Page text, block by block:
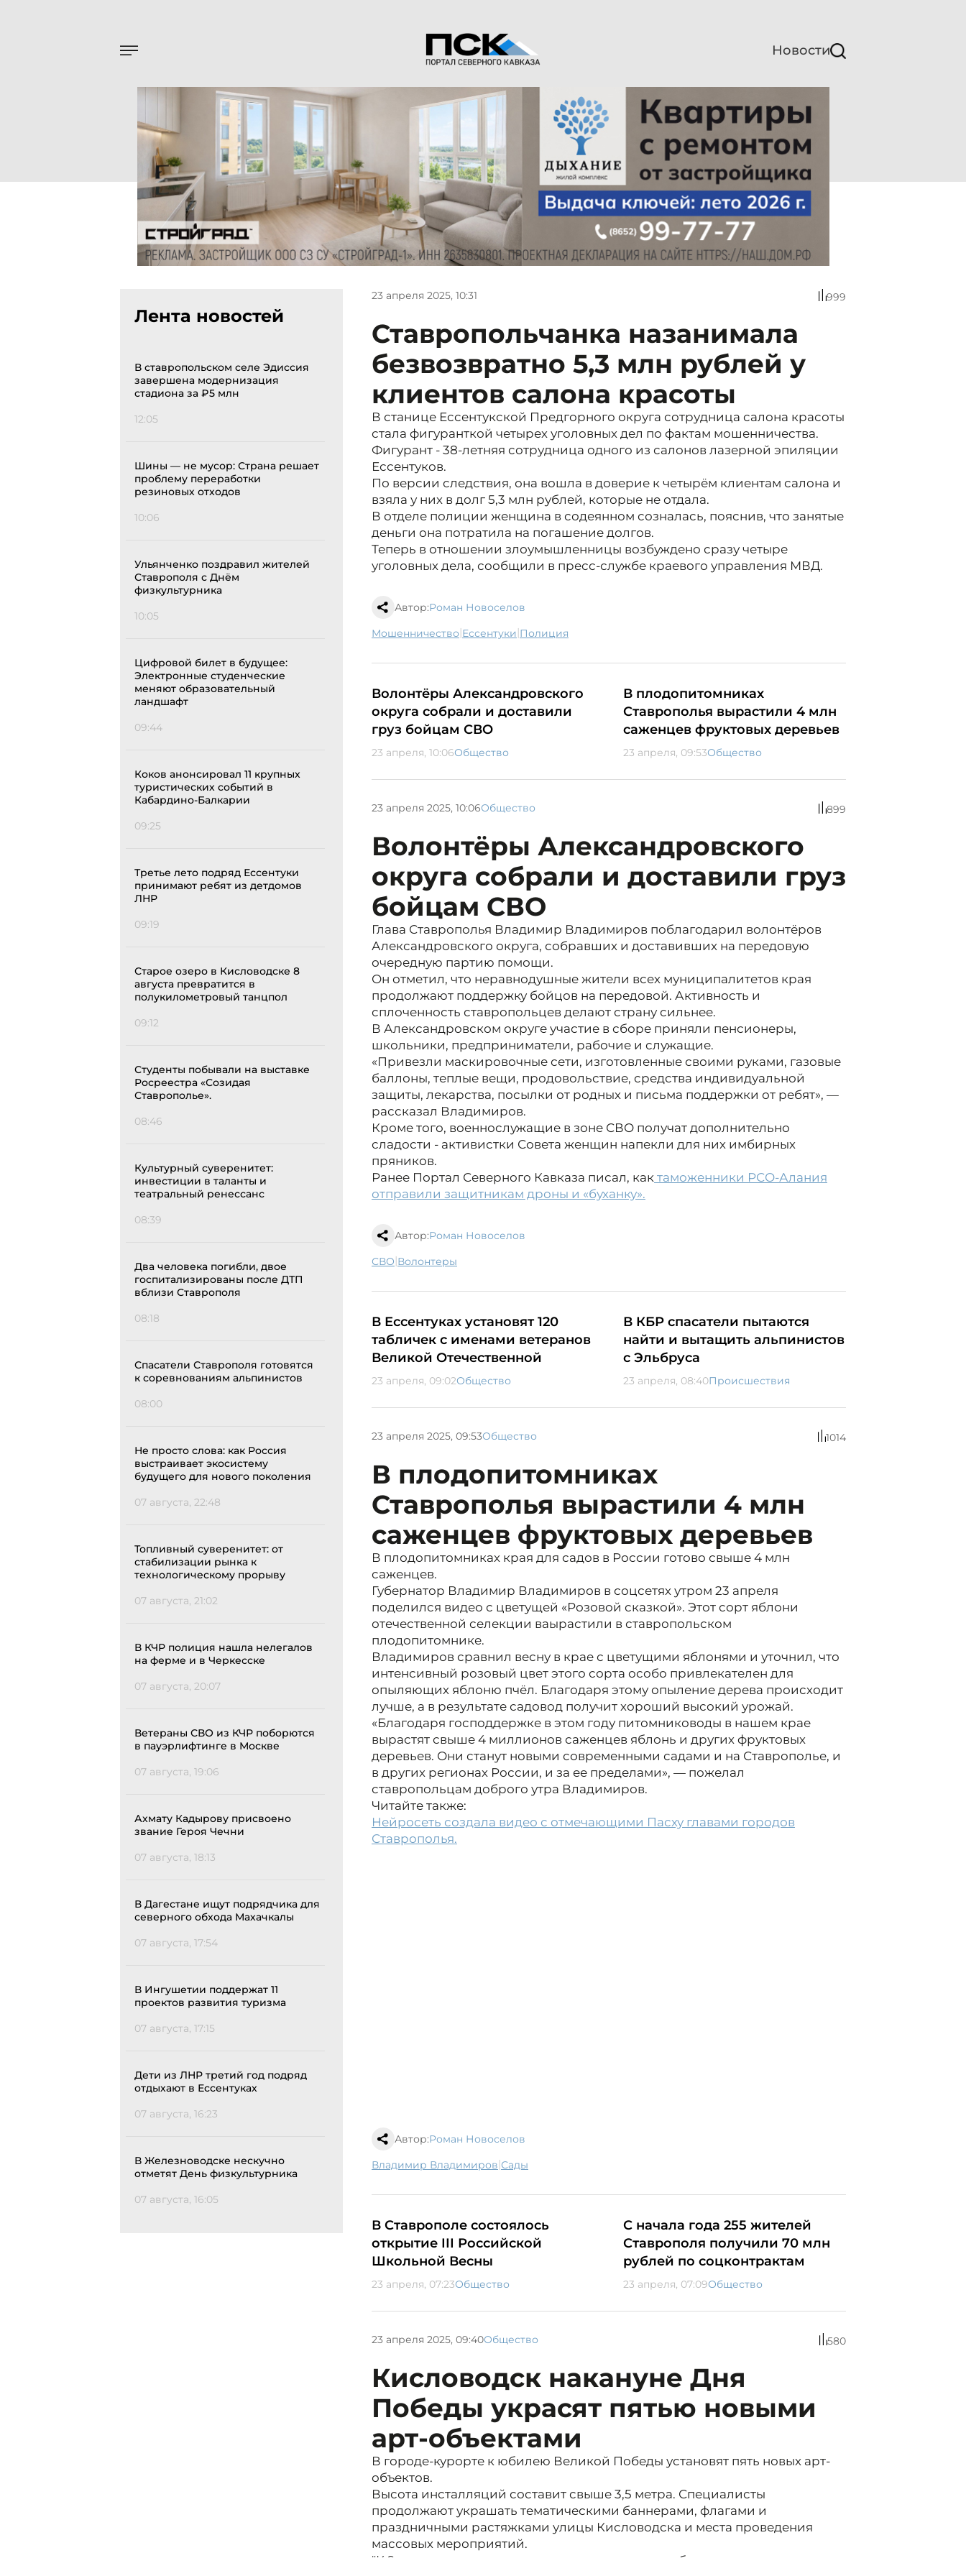
Новости
Лента новостей
В ставропольском селе Эдиссия
завершена модернизация
стадиона за ₽5 млн
12:05
Шины — не мусор: Страна решает
проблему переработки
резиновых отходов
10:06
Ульянченко поздравил жителей
Ставрополя с Днём
физкультурника
10:05
Цифровой билет в будущее:
Электронные студенческие
меняют образовательный
ландшафт
09:44
Коков анонсировал 11 крупных
туристических событий в
Кабардино-Балкарии
09:25
Третье лето подряд Ессентуки
принимают ребят из детдомов
ЛНР
09:19
Старое озеро в Кисловодске 8
августа превратится в
полукилометровый танцпол
09:12
Студенты побывали на выставке
Росреестра «Созидая
Ставрополье».
08:46
Культурный суверенитет:
инвестиции в таланты и
театральный ренессанс
08:39
Два человека погибли, двое
госпитализированы после ДТП
вблизи Ставрополя
08:18
Спасатели Ставрополя готовятся
к соревнованиям альпинистов
08:00
Не просто слова: как Россия
выстраивает экосистему
будущего для нового поколения
07 августа, 22:48
Топливный суверенитет: от
стабилизации рынка к
технологическому прорыву
07 августа, 21:02
В КЧР полиция нашла нелегалов
на ферме и в Черкесске
07 августа, 20:07
Ветераны СВО из КЧР поборются
в пауэрлифтинге в Москве
07 августа, 19:06
Ахмату Кадырову присвоено
звание Героя Чечни
07 августа, 18:13
В Дагестане ищут подрядчика для
северного обхода Махачкалы
07 августа, 17:54
В Ингушетии поддержат 11
проектов развития туризма
07 августа, 17:15
Дети из ЛНР третий год подряд
отдыхают в Ессентуках
07 августа, 16:23
В Железноводске нескучно
отметят День физкультурника
07 августа, 16:05
23 апреля 2025, 10:31 999
Ставропольчанка назанимала
безвозвратно 5,3 млн рублей у
клиентов салона красоты
В станице Ессентукской Предгорного округа сотрудница салона красоты
стала фигуранткой четырех уголовных дел по фактам мошенничества.
Фигурант - 38-летняя сотрудница одного из салонов лазерной эпиляции
Ессентуков.
По версии следствия, она вошла в доверие к четырём клиентам салона и
взяла у них в долг 5,3 млн рублей, которые не отдала.
В отделе полиции женщина в содеянном созналась, пояснив, что занятые
деньги она потратила на погашение долгов.
Теперь в отношении злоумышленницы возбуждено сразу четыре
уголовных дела, сообщили в пресс-службе краевого управления МВД.
Автор:Роман Новоселов
мошенничество| Ессентуки| полиция
Волонтёры Александровского
округа собрали и доставили
груз бойцам СВО
23 апреля, 10:06Общество
В плодопитомниках
Ставрополья вырастили 4 млн
саженцев фруктовых деревьев
23 апреля, 09:53Общество
23 апреля 2025, 10:06Общество 899
Волонтёры Александровского
округа собрали и доставили груз
бойцам СВО
Глава Ставрополья Владимир Владимиров поблагодарил волонтёров
Александровского округа, собравших и доставивших на передовую
очередную партию помощи.
Он отметил, что неравнодушные жители всех муниципалитетов края
продолжают поддержку бойцов на передовой. Активность и
сплоченность ставропольцев делают страну сильнее.
В Александровском округе участие в сборе приняли пенсионеры,
школьники, предприниматели, рабочие и служащие.
«Привезли маскировочные сети, изготовленные своими руками, газовые
баллоны, теплые вещи, продовольствие, средства индивидуальной
защиты, лекарства, посылки от родных и письма поддержки от ребят», —
рассказал Владимиров.
Кроме того, военнослужащие в зоне СВО получат дополнительно
сладости - активистки Совета женщин напекли для них имбирных
пряников.
Ранее Портал Северного Кавказа писал, как таможенники РСО-Алания
отправили защитникам дроны и «буханку».
Автор:Роман Новоселов
СВО| волонтеры
В Ессентуках установят 120
табличек с именами ветеранов
Великой Отечественной
23 апреля, 09:02Общество
В КБР спасатели пытаются
найти и вытащить альпинистов
с Эльбруса
23 апреля, 08:40Происшествия
23 апреля 2025, 09:53Общество 1014
В плодопитомниках
Ставрополья вырастили 4 млн
саженцев фруктовых деревьев
В плодопитомниках края для садов в России готово свыше 4 млн
саженцев.
Губернатор Владимир Владимиров в соцсетях утром 23 апреля
поделился видео с цветущей «Розовой сказкой». Этот сорт яблони
отечественной селекции ваырастили в ставропольском
плодопитомнике.
Владимиров сравнил весну в крае с цветущими яблонями и уточнил, что
интенсивный розовый цвет этого сорта особо привлекателен для
опыляющих яблоню пчёл. Благодаря этому опыление дерева происходит
лучше, а в результате садовод получит хороший высокий урожай.
«Благодаря господдержке в этом году питомниководы в нашем крае
вырастят свыше 4 миллионов саженцев яблонь и других фруктовых
деревьев. Они станут новыми современными садами и на Ставрополье, и
в других регионах России, и за ее пределами», — пожелал
ставропольцам доброго утра Владимиров.
Читайте также:
Нейросеть создала видео с отмечающими Пасху главами городов
Ставрополья.
Автор:Роман Новоселов
Владимир Владимиров| сады
В Ставрополе состоялось
открытие III Российской
Школьной Весны
23 апреля, 07:23Общество
С начала года 255 жителей
Ставрополя получили 70 млн
рублей по соцконтрактам
23 апреля, 07:09Общество
23 апреля 2025, 09:40Общество 580
Кисловодск накануне Дня
Победы украсят пятью новыми
арт-объектами
В городе-курорте к юбилею Великой Победы установят пять новых арт-
объектов.
Высота инсталляций составит свыше 3,5 метра. Специалисты
продолжают украшать тематическими баннерами, флагами и
праздничными растяжками улицы Кисловодска и места проведения
массовых мероприятий.
"К 9 мая планируем установить пять новых арт-объектов, посвященных